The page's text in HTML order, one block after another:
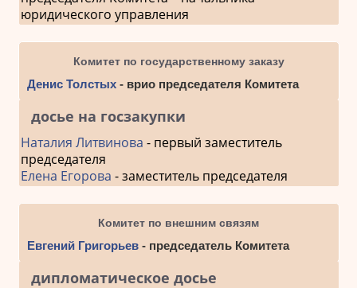
юридического управления
Комитет по государственному заказу
Денис Толстых- врио председателя Комитета
досье на госзакупки
Наталия Литвинова - первый заместитель
председателя
Елена Егорова - заместитель председателя
Комитет по внешним связям
Евгений Григорьев- председатель Комитета
дипломатическое досье